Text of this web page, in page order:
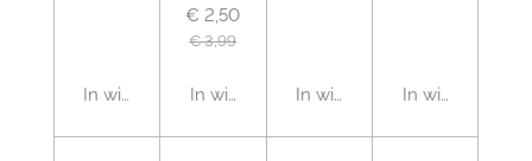
In winkelwagen
€ 2,50
€ 3,99
In winkelwagenIn winkelwagenIn winkelwagen